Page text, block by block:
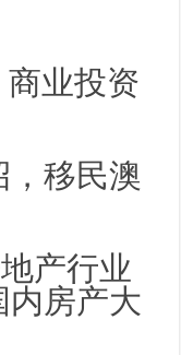
商业投资
，移民澳
产行业
内房产大